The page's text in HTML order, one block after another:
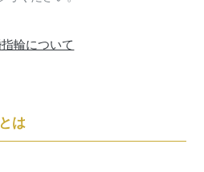
輪について
は